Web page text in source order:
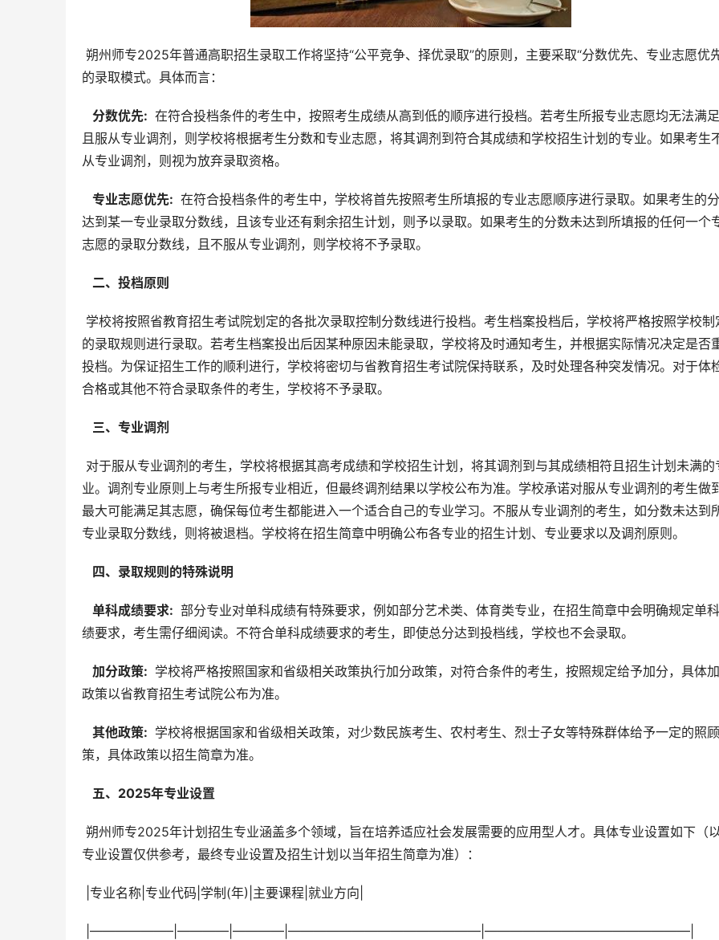
的录取模式。具体而言：
  分数优先:
在符合投档条件的考生中，按照考生成绩从高到低的顺序进行投档。若考生所报专业志愿均无法满足
且服从专业调剂，则学校将根据考生分数和专业志愿，将其调剂到符合其成绩和学校招生计划的专业。如果考生
从专业调剂，则视为放弃录取资格。
  专业志愿优先:
在符合投档条件的考生中，学校将首先按照考生所填报的专业志愿顺序进行录取。如果考生的
达到某一专业录取分数线，且该专业还有剩余招生计划，则予以录取。如果考生的分数未达到所填报的任何一个
志愿的录取分数线，且不服从专业调剂，则学校将不予录取。
  二、投档原则
的录取规则进行录取。若考生档案投出后因某种原因未能录取，学校将及时通知考生，并根据实际情况决定是否
投档。为保证招生工作的顺利进行，学校将密切与省教育招生考试院保持联系，及时处理各种突发情况。对于体
合格或其他不符合录取条件的考生，学校将不予录取。
  三、专业调剂
业。调剂专业原则上与考生所报专业相近，但最终调剂结果以学校公布为准。学校承诺对服从专业调剂的考生做
最大可能满足其志愿，确保每位考生都能进入一个适合自己的专业学习。不服从专业调剂的考生，如分数未达到
专业录取分数线，则将被退档。学校将在招生简章中明确公布各专业的招生计划、专业要求以及调剂原则。
  四、录取规则的特殊说明
  单科成绩要求:
部分专业对单科成绩有特殊要求，例如部分艺术类、体育类专业，在招生简章中会明确规定单
绩要求，考生需仔细阅读。不符合单科成绩要求的考生，即使总分达到投档线，学校也不会录取。
  加分政策:
学校将严格按照国家和省级相关政策执行加分政策，对符合条件的考生，按照规定给予加分，具体
政策以省教育招生考试院公布为准。
  其他政策:
学校将根据国家和省级相关政策，对少数民族考生、农村考生、烈士子女等特殊群体给予一定的照
策，具体政策以招生简章为准。
  五、2025年专业设置
专业设置仅供参考，最终专业设置及招生计划以当年招生简章为准）：
|专业名称|专业代码|学制(年)|主要课程|就业方向|
|——————–|————|————|———————————————|————————————————|